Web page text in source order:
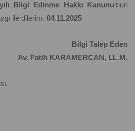
Bilgi Edinme Hakkı Kanunu’nun
ile dilerim. 04.11.2025
Bilgi Talep Eden
Av. Fatih KARAMERCAN, LL.M.